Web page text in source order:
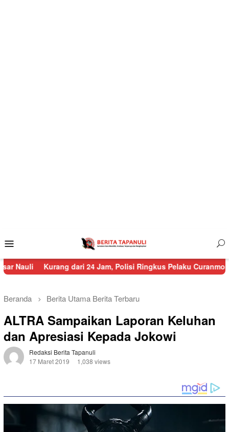
Mobile
Kurang dari 24 Jam, Polisi Ringkus Pelaku Curanmor di Sorkam
Beranda Berita Utama Berita Terbaru
ALTRA Sampaikan Laporan Keluhan
dan Apresiasi Kepada Jokowi
Redaksi Berita Tapanuli
17 Maret 2019
1,038 views